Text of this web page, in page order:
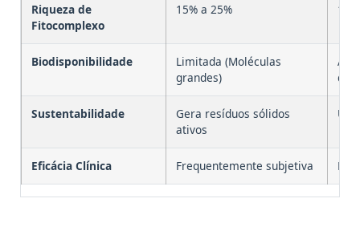
Riqueza de
Fitocomplexo
15% a 25%
Biodisponibilidade
Limitada (Moléculas
grandes)
Sustentabilidade
Gera resíduos sólidos
ativos
Eficácia Clínica Frequentemente subjetiva